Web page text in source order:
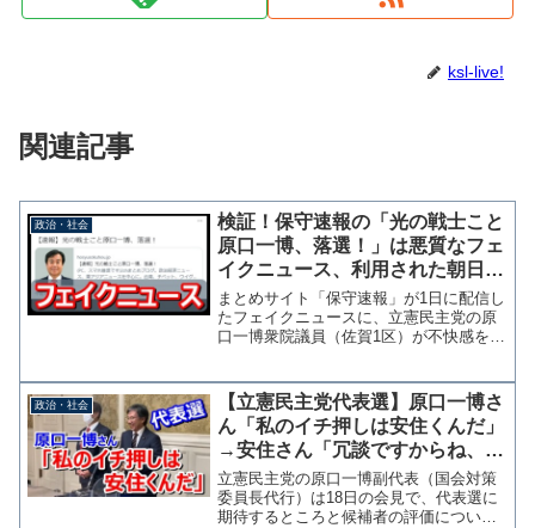
ksl-live!
関連記事
政治・社会
検証！保守速報の「光の戦士こと
原口一博、落選！」は悪質なフェ
イクニュース、利用された朝日新
聞デジタルのスクショも誤り
まとめサイト「保守速報」が1日に配信し
たフェイクニュースに、立憲民主党の原
口一博衆院議員（佐賀1区）が不快感を露
November 2, 2021 原...
政治・社会
【立憲民主党代表選】原口一博さ
ん「私のイチ押しは安住くんだ」
→安住さん「冗談ですからね、ニ
ュースで使えないからどうせ」
立憲民主党の原口一博副代表（国会対策
委員長代行）は18日の会見で、代表選に
期待するところと候補者の評価について